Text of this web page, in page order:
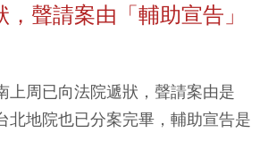
聲請案由「輔助宣告」
上周已向法院遞狀，聲請案由是
北地院也已分案完畢，輔助宣告是